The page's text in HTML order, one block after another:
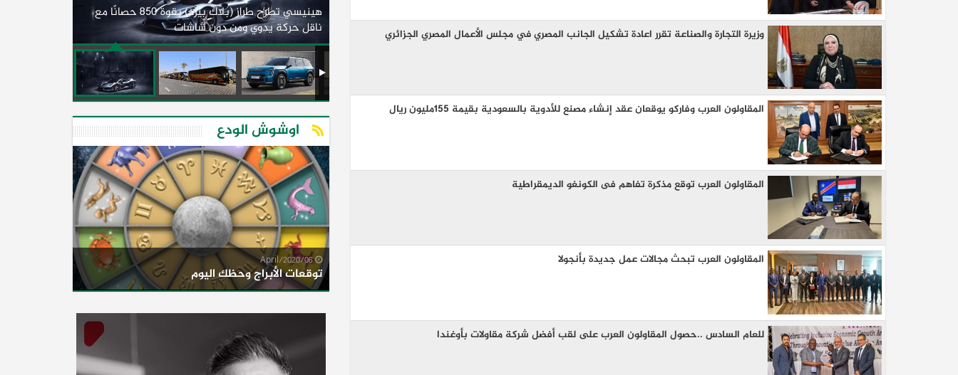
وزيرة التجارة والصناعة تقرر اعادة تشكيل الجانب المصري في مجلس الأعمال المصري الجزائري
المقاولون العرب وفاركو يوقعان عقد إنشاء مصنع للأدوية بالسعودية بقيمة 155مليون ريال
المقاولون العرب توقع مذكرة تفاهم فى الكونغو الديمقراطية
المقاولون العرب تبحث مجالات عمل جديدة بأنجولا
للعام السادس ..حصول المقاولون العرب على لقب أفضل شركة مقاولات بأوغندا
هينيسي تطرح طراز (بلاك بيرد) بقوة 850 حصانًا مع
ناقل حركة يدوي ومن دون شاشات
(السوبرجيت)
كيا EV9 GT للباحثين عن متعة قيادة السيارات الكهربائية
العائلية
اوشوش الودع
06/April/2020
توقعات الأبراج وحظك اليوم